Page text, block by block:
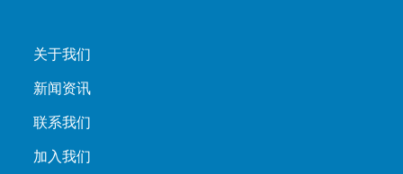
关于我们
新闻资讯
联系我们
加入我们